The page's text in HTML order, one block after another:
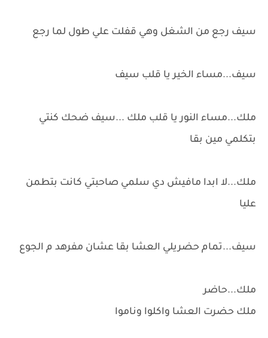
سيف رجع من الشغل وهي قفلت علي طول لما رجع
سيف...مساء الخير يا قلب سيف
ملك...مساء النور يا قلب ملك ...سيف ضحك كنتي
بتكلمي مين بقا
ملك...لا ابدا مافيش دي سلمي صاحبتي كانت بتطمن
عليا
سيف...تمام حضريلي العشا بقا عشان مفرهد م الجوع
ملك...حاضر
ملك حضرت العشا واكلوا وناموا